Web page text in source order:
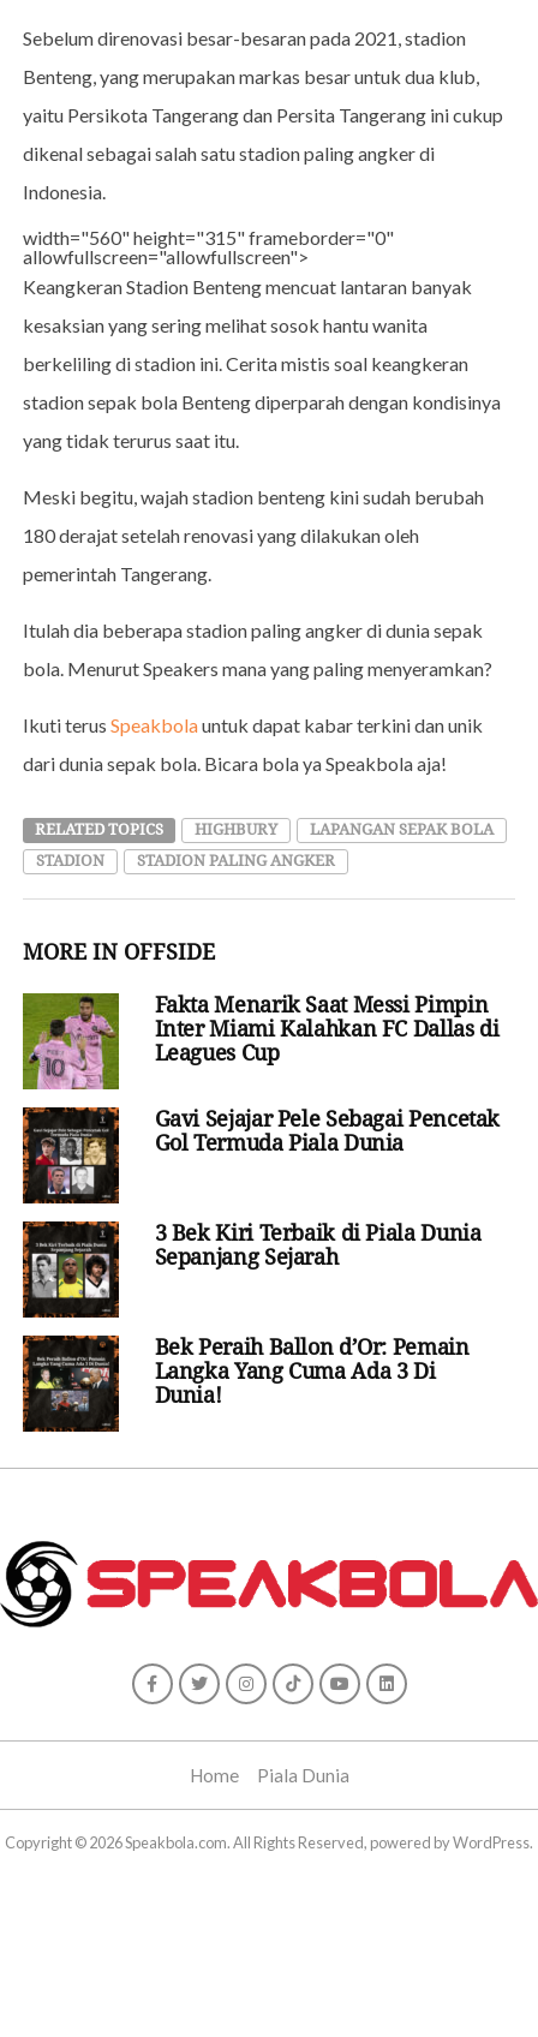
Sebelum direnovasi besar-besaran pada 2021, stadion
Benteng, yang merupakan markas besar untuk dua klub,
yaitu Persikota Tangerang dan Persita Tangerang ini cukup
dikenal sebagai salah satu stadion paling angker di
Indonesia.
width="560" height="315" frameborder="0"
allowfullscreen="allowfullscreen">
Keangkeran Stadion Benteng mencuat lantaran banyak
kesaksian yang sering melihat sosok hantu wanita
berkeliling di stadion ini. Cerita mistis soal keangkeran
stadion sepak bola Benteng diperparah dengan kondisinya
yang tidak terurus saat itu.
Meski begitu, wajah stadion benteng kini sudah berubah
180 derajat setelah renovasi yang dilakukan oleh
pemerintah Tangerang.
Itulah dia beberapa stadion paling angker di dunia sepak
bola. Menurut Speakers mana yang paling menyeramkan?
Ikuti terus Speakbolauntuk dapat kabar terkini dan unik
dari dunia sepak bola. Bicara bola ya Speakbola aja!
RELATED TOPICS HIGHBURY
LAPANGAN SEPAK BOLA
STADION
STADION PALING ANGKER
MORE IN OFFSIDE
Fakta Menarik Saat Messi Pimpin
Inter Miami Kalahkan FC Dallas di
Leagues Cup
Gavi Sejajar Pele Sebagai Pencetak
Gol Termuda Piala Dunia
3 Bek Kiri Terbaik di Piala Dunia
Sepanjang Sejarah
Bek Peraih Ballon d’Or: Pemain
Langka Yang Cuma Ada 3 Di
Dunia!
Home Piala Dunia
Copyright © 2026 Speakbola.com. All Rights Reserved, powered by WordPress.